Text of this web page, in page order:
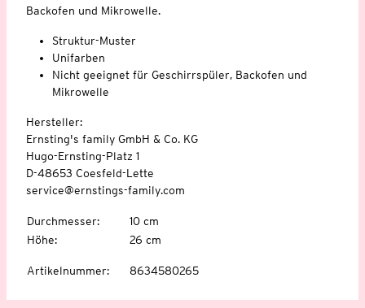
Backofen und Mikrowelle.
Struktur-Muster
Unifarben
Nicht geeignet für Geschirrspüler, Backofen und
Mikrowelle
Hersteller:
Ernsting's family GmbH & Co. KG
Hugo-Ernsting-Platz 1
D-48653 Coesfeld-Lette
service@ernstings-family.com
Durchmesser:
10 cm
Höhe: 26 cm
Artikelnummer: 8634580265